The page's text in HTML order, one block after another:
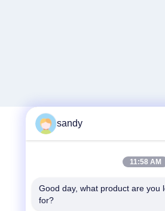
Schnellkontakt
Telefon
sandy
11:58 AM
Good day, what product are you
for?